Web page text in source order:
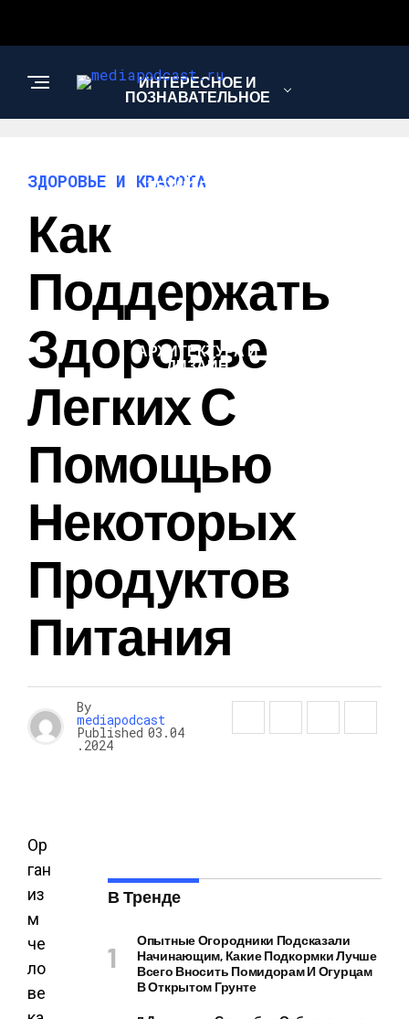
ИНТЕРЕСНОЕ И
ПОЗНАВАТЕЛЬНОЕ
НАУКА И
ТЕХНОЛОГИИ
АРХИТЕКТУРА И
ДИЗАЙН
ЗДОРОВЬЕ И КРАСОТА
Как
Поддержать
Здоровье
Легких С
Помощью
Некоторых
Продуктов
Питания
By
mediapodcast
Published 03.04
.2024
Ор
ган
из
м
че
ло
ве
В Тренде
Опытные Огородники Подсказали
Начинающим, Какие Подкормки Лучше
Всего Вносить Помидорам И Огурцам
В Открытом Грунте